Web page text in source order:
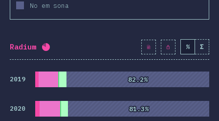
No em sona
Radium Percentatge completat: 80.6 % ( 9264
% Σ
2019 82.2%
82.2%
2020 81.3%
81.3%